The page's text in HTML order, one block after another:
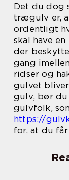
Det du dog
trægulv er,
ordentligt
skal have
der
gang
ridser og
gulvet
gulv, bør
gulvfolk,
https://
for, at du